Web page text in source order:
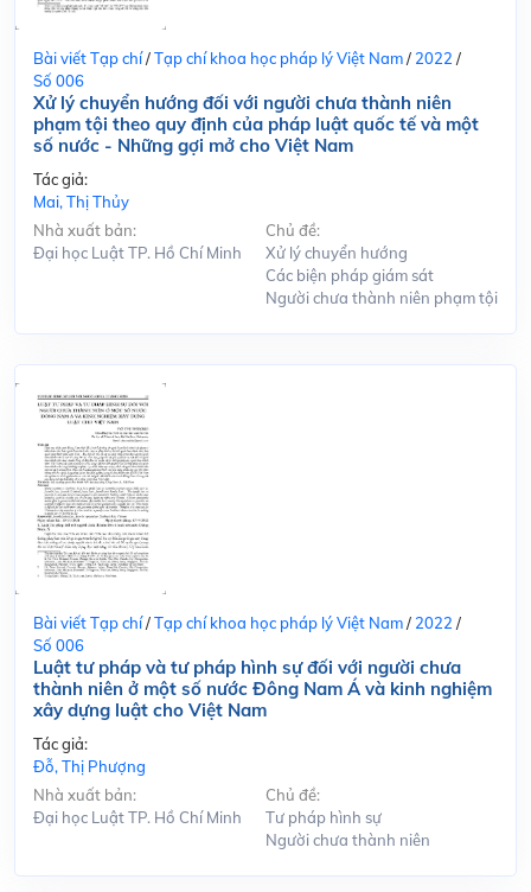
Bài viết Tạp chí/Tạp chí khoa học pháp lý Việt Nam/ 2022 /
Số 006
Xử lý chuyển hướng đối với người chưa thành niên
phạm tội theo quy định của pháp luật quốc tế và một
số nước - Những gợi mở cho Việt Nam
Tác giả:
Mai, Thị Thủy
Nhà xuất bản:
Đại học Luật TP. Hồ Chí Minh
Chủ đề:
Xử lý chuyển hướng
Các biện pháp giám sát
Người chưa thành niên phạm tội
Bài viết Tạp chí/Tạp chí khoa học pháp lý Việt Nam/ 2022 /
Số 006
Luật tư pháp và tư pháp hình sự đối với người chưa
thành niên ở một số nước Đông Nam Á và kinh nghiệm
xây dựng luật cho Việt Nam
Tác giả:
Đỗ, Thị Phượng
Nhà xuất bản:
Đại học Luật TP. Hồ Chí Minh
Chủ đề:
Tư pháp hình sự
Người chưa thành niên